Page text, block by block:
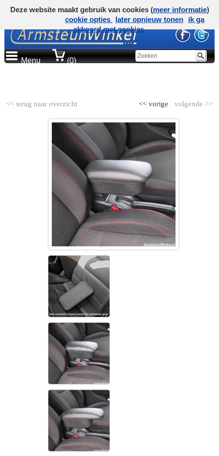
Menu (0)
<< terug naar overzicht volgende >>
<< vorige
Deze website maakt gebruik van cookies (meer informatie)
cookie opties
later opnieuw tonen
ik ga
akkoord met cookies